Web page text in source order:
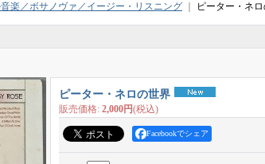
楽／ボサノヴァ／イージー・リスニング ピーター・ネ
ピーター・ネロの世界
販売価格: 2,000円(税込)
Facebookでシェア